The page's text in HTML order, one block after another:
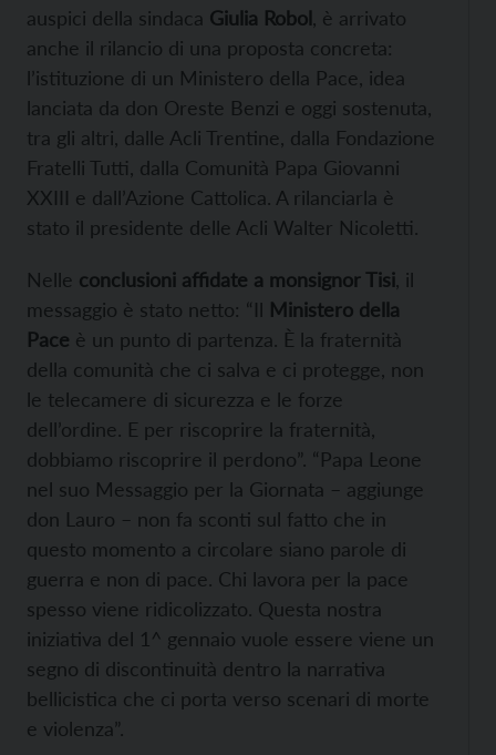
auspici della sindaca Giulia Robol , è arrivato
anche il rilancio di una proposta concreta:
l’istituzione di un Ministero della Pace, idea
lanciata da don Oreste Benzi e oggi sostenuta,
tra gli altri, dalle Acli Trentine, dalla Fondazione
Fratelli Tutti, dalla Comunità Papa Giovanni
XXIII e dall’Azione Cattolica. A rilanciarla è
stato il presidente delle Acli Walter Nicoletti.
Nelle conclusioni affidate a monsignor Tisi , il
messaggio è stato netto: “Il Ministero della
Pace è un punto di partenza. È la fraternità
della comunità che ci salva e ci protegge, non
le telecamere di sicurezza e le forze
dell’ordine. E per riscoprire la fraternità,
dobbiamo riscoprire il perdono”. “Papa Leone
nel suo Messaggio per la Giornata – aggiunge
don Lauro – non fa sconti sul fatto che in
questo momento a circolare siano parole di
guerra e non di pace. Chi lavora per la pace
spesso viene ridicolizzato. Questa nostra
iniziativa del 1^ gennaio vuole essere viene un
segno di discontinuità dentro la narrativa
bellicistica che ci porta verso scenari di morte
e violenza”.